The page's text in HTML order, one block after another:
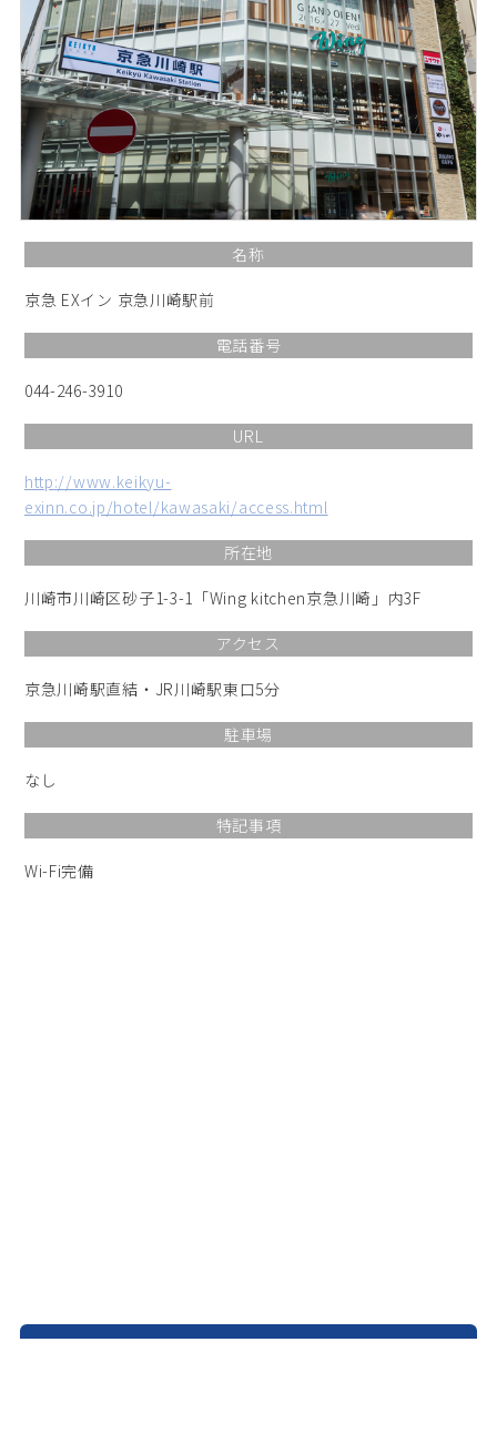
名称
京急 EXイン 京急川崎駅前
電話番号
044-246-3910
URL
http://www.keikyu-
exinn.co.jp/hotel/kawasaki/access.html
所在地
川崎市川崎区砂子1-3-1「Wing kitchen京急川崎」内3F
アクセス
京急川崎駅直結・JR川崎駅東口5分
駐車場
なし
特記事項
Wi-Fi完備